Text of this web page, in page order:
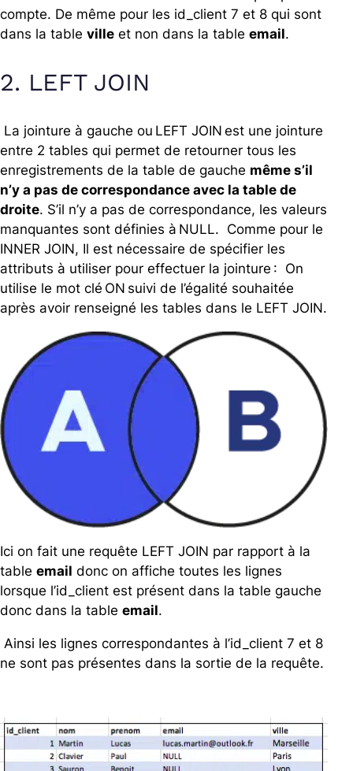
compte. De même pour les id_client 7 et 8 qui sont
dans la table ville et non dans la table email.
2. LEFT JOIN
La jointure à gauche ou LEFT JOIN est une jointure
entre 2 tables qui permet de retourner tous les
enregistrements de la table de gauche même s’il
n’y a pas de correspondance avec la table de
droite. S’il n’y a pas de correspondance, les valeurs
manquantes sont définies à NULL. Comme pour le
INNER JOIN, Il est nécessaire de spécifier les
attributs à utiliser pour effectuer la jointure : On
utilise le mot clé ON suivi de l’égalité souhaitée
après avoir renseigné les tables dans le LEFT JOIN.
Ici on fait une requête LEFT JOIN par rapport à la
table email donc on affiche toutes les lignes
lorsque l’id_client est présent dans la table gauche
donc dans la table email.
Ainsi les lignes correspondantes à l’id_client 7 et 8
ne sont pas présentes dans la sortie de la requête.